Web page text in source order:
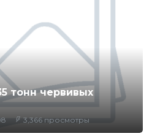
тонн червивых
3,366 просмотры